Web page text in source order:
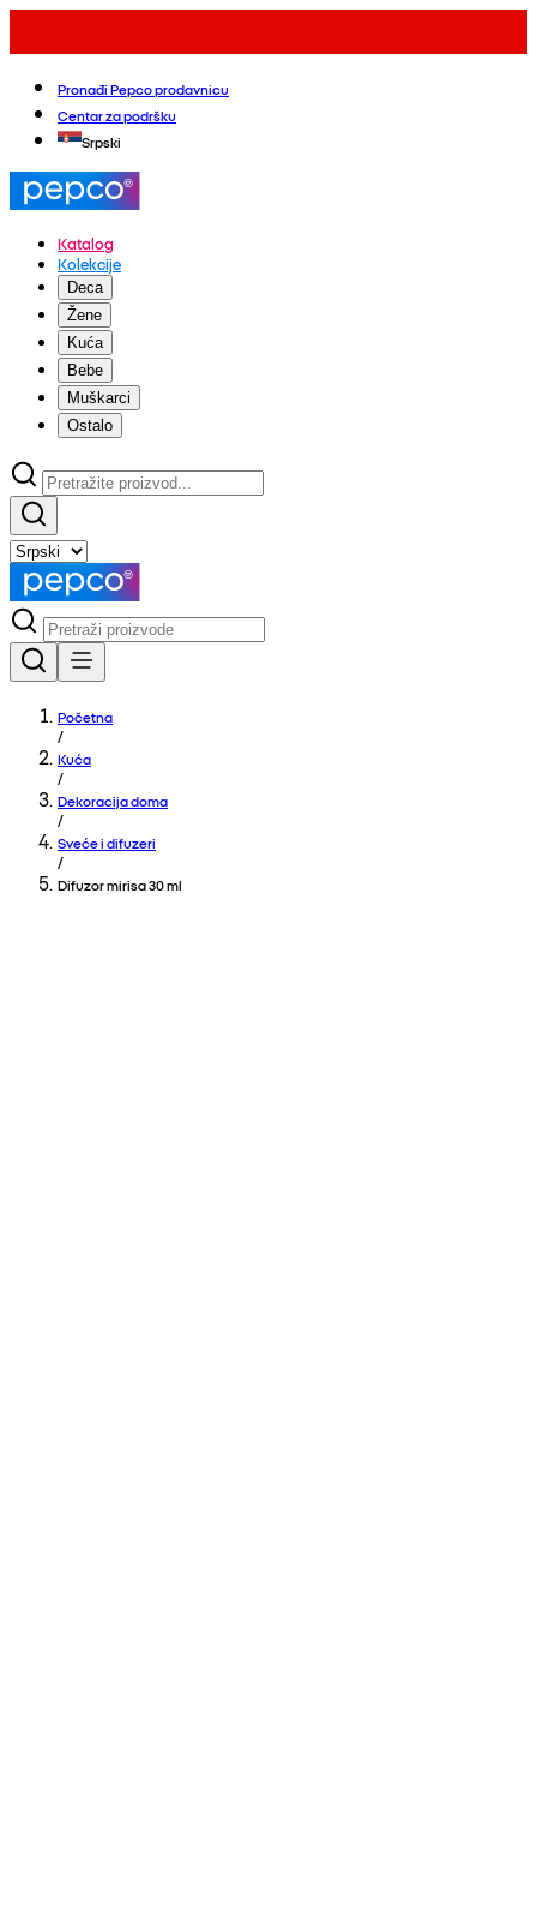
Pronađi Pepco prodavnicu
Centar za podršku
Srpski
Katalog
Kolekcije
Deca
Žene
Kuća
Bebe
Muškarci
Ostalo
Početna
/
Kuća
/
Dekoracija doma
/
Sveće i difuzeri
/
Difuzor mirisa 30 ml